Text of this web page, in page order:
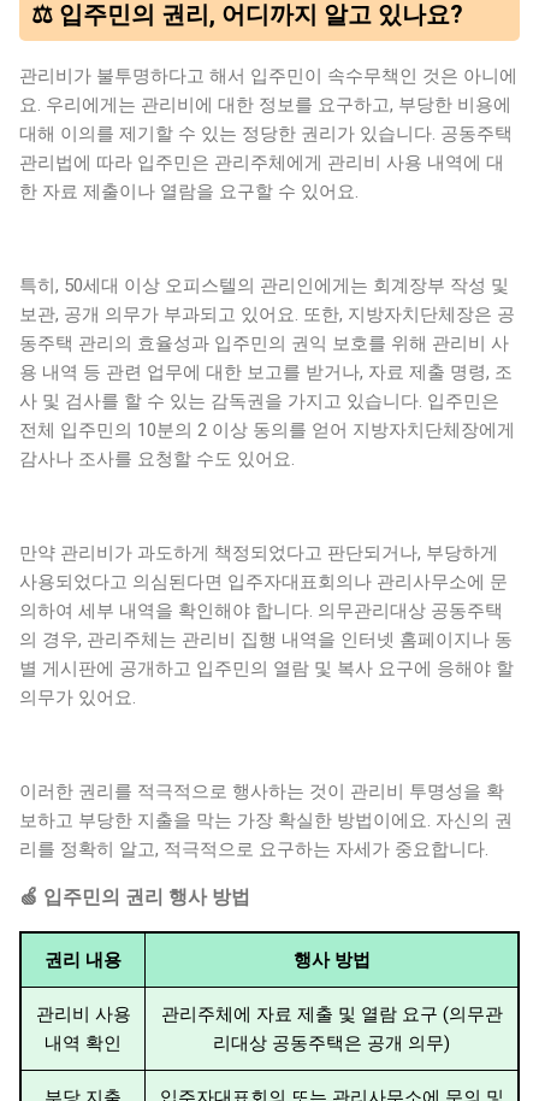
⚖️ 입주민의 권리, 어디까지 알고 있나요?
관리비가 불투명하다고 해서 입주민이 속수무책인 것은 아니에
요. 우리에게는 관리비에 대한 정보를 요구하고, 부당한 비용에
대해 이의를 제기할 수 있는 정당한 권리가 있습니다. 공동주택
관리법에 따라 입주민은 관리주체에게 관리비 사용 내역에 대
한 자료 제출이나 열람을 요구할 수 있어요.
특히, 50세대 이상 오피스텔의 관리인에게는 회계장부 작성 및
보관, 공개 의무가 부과되고 있어요. 또한, 지방자치단체장은 공
동주택 관리의 효율성과 입주민의 권익 보호를 위해 관리비 사
용 내역 등 관련 업무에 대한 보고를 받거나, 자료 제출 명령, 조
사 및 검사를 할 수 있는 감독권을 가지고 있습니다. 입주민은
전체 입주민의 10분의 2 이상 동의를 얻어 지방자치단체장에게
감사나 조사를 요청할 수도 있어요.
만약 관리비가 과도하게 책정되었다고 판단되거나, 부당하게
사용되었다고 의심된다면 입주자대표회의나 관리사무소에 문
의하여 세부 내역을 확인해야 합니다. 의무관리대상 공동주택
의 경우, 관리주체는 관리비 집행 내역을 인터넷 홈페이지나 동
별 게시판에 공개하고 입주민의 열람 및 복사 요구에 응해야 할
의무가 있어요.
이러한 권리를 적극적으로 행사하는 것이 관리비 투명성을 확
보하고 부당한 지출을 막는 가장 확실한 방법이에요. 자신의 권
리를 정확히 알고, 적극적으로 요구하는 자세가 중요합니다.
🍏 입주민의 권리 행사 방법
권리 내용 행사 방법
관리비 사용
내역 확인
관리주체에 자료 제출 및 열람 요구 (의무관
리대상 공동주택은 공개 의무)